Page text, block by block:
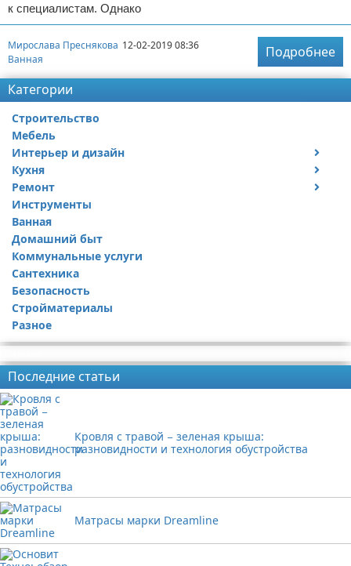
к специалистам. Однако
Мирослава Преснякова 12-02-2019 08:36
Ванная
Подробнее
Категории
Строительство
Мебель
Интерьер и дизайн
Дизайн дачи
Дизайн квартиры
Кухня
Посуда
Ремонт
Ремонт дачи
Ремонт квартиры
Инструменты
Ванная
Домашний быт
Коммунальные услуги
Сантехника
Безопасность
Стройматериалы
Разное
Последние статьи
Кровля с травой − зеленая крыша:
разновидности и технология обустройства
Матрасы марки Dreamline